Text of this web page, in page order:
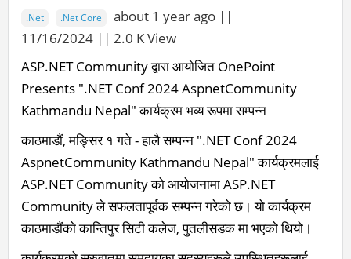
.Net .Net Core
about 1 year ago ||
11/16/2024 || 2.0 K View
ASP.NET Community द्वारा आयोजित OnePoint
Presents ".NET Conf 2024 AspnetCommunity
Kathmandu Nepal" कार्यक्रम भव्य रूपमा सम्पन्न
काठमाडौं, मङ्सिर १ गते - हालै सम्पन्न ".NET Conf 2024
AspnetCommunity Kathmandu Nepal" कार्यक्रमलाई
ASP.NET Community को आयोजनामा ASP.NET
Community ले सफलतापूर्वक सम्पन्न गरेको छ। यो कार्यक्रम
काठमाडौंको कान्तिपुर सिटी कलेज, पुतलीसडक मा भएको थियो।